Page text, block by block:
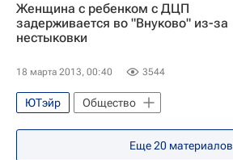
Женщина с ребенком с ДЦП
задерживается во "Внуково" из-за
нестыковки
18 марта 2013, 00:40 3544
ЮТэйр
Общество
Жизнь без преград
Москва
Центральный ФО
Еще20 материалов